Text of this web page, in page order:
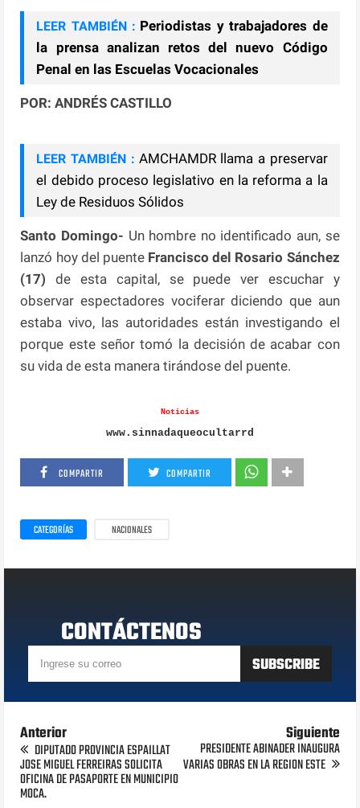
LEER TAMBIÉN : Periodistas y trabajadores de
la prensa analizan retos del nuevo Código
Penal en las Escuelas Vocacionales
POR: ANDRÉS CASTILLO
LEER TAMBIÉN : AMCHAMDR llama a preservar
el debido proceso legislativo en la reforma a la
Ley de Residuos Sólidos
Santo Domingo- Un hombre no identificado aun, se
lanzó hoy del puente Francisco del Rosario Sánchez
(17)de esta capital, se puede ver escuchar y
observar espectadores vociferar diciendo que aun
estaba vivo, las autoridades están investigando el
porque este señor tomó la decisión de acabar con
su vida de esta manera tirándose del puente.
Noticias
www.sinnadaqueocultarrd
COMPARTIR COMPARTIR
CATEGORÍAS NACIONALES
CONTÁCTENOS
Anterior
DIPUTADO PROVINCIA ESPAILLAT
JOSE MIGUEL FERREIRAS SOLICITA
OFICINA DE PASAPORTE EN MUNICIPIO
MOCA.
Siguiente
PRESIDENTE ABINADER INAUGURA
VARIAS OBRAS EN LA REGION ESTE